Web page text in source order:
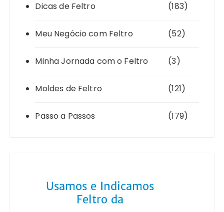
Dicas de Feltro (183)
Meu Negócio com Feltro (52)
Minha Jornada com o Feltro (3)
Moldes de Feltro (121)
Passo a Passos (179)